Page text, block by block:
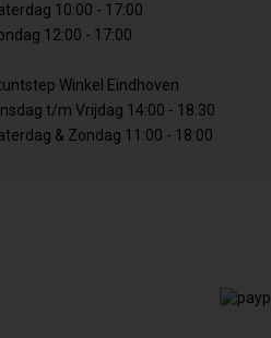
10:00 - 17:00
12:00 - 17:00
Winkel Eindhoven
t/m Vrijdag 14:00 - 18:30
& Zondag 11:00 - 18:00